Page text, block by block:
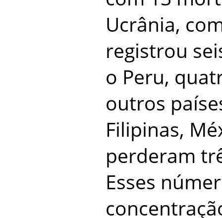
Ucrânia,
registrou
o Peru,
outros
Filipinas,
perderam
Esses